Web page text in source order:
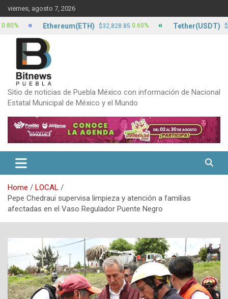
Skip
to
content
viernes, agosto 7, 2026
Sitio de noticias de Puebla México con información de Nacional
Estatal Municipal de México y el Mundo
Home
LOCAL
Pepe Chedraui supervisa limpieza y atención a familias
afectadas en el Vaso Regulador Puente Negro
Ethereum(ETH) $32,828.85 0.60% Tether(USDT) $17.13